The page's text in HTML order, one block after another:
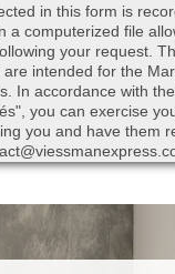
Search
in this form is
a computerized file
your request.
intended for the
In accordance with
you can exercise
you and have them